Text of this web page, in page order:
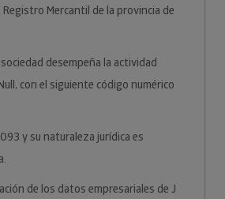
Mercantil de la provincia de
sociedad desempeña la actividad
con el siguiente código numérico
y su naturaleza jurídica es
de los datos empresariales de J